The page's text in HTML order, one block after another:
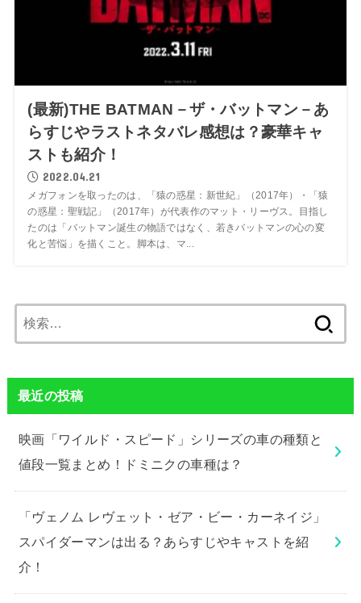
(最新)THE BATMAN－ザ・バットマン－あ
らすじやラストネタバレ感想は？豪華キャ
ストも紹介！
2022.04.21
メガフォンを取ったのは、「猿の惑星：新世紀」（2017年）・「猿
の惑星：聖戦記」（2017年）が代表作のマット・リーヴス。目指し
たのは「バットマン誕生の物語ではなく、若きバットマンの心の変
化と苦悩」を描くこと。脚本は、マ...
索:
最近の投稿
映画「ワイルド・スピード」シリーズの車の種類と
値段一覧まとめ！ドミニクの車種は？
「ヴェノム レヴェット・ゼア・ビー・カーネイジ」
スパイダーマンは出る？あらすじやキャストを紹
介！